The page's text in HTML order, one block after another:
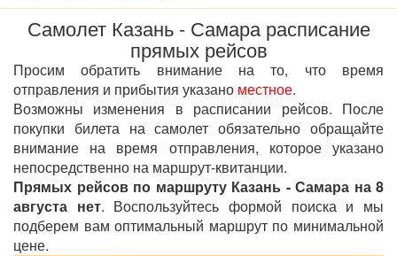
Самолет Казань - Самара расписание
прямых рейсов
Просим обратить внимание на то, что время
отправления и прибытия указано местное.
Возможны изменения в расписании рейсов. После
покупки билета на самолет обязательно обращайте
внимание на время отправления, которое указано
непосредственно на маршрут-квитанции.
Прямых рейсов по маршруту Казань - Самара на 8
августа нет. Воспользуйтесь формой поиска и мы
подберем вам оптимальный маршрут по минимальной
цене.